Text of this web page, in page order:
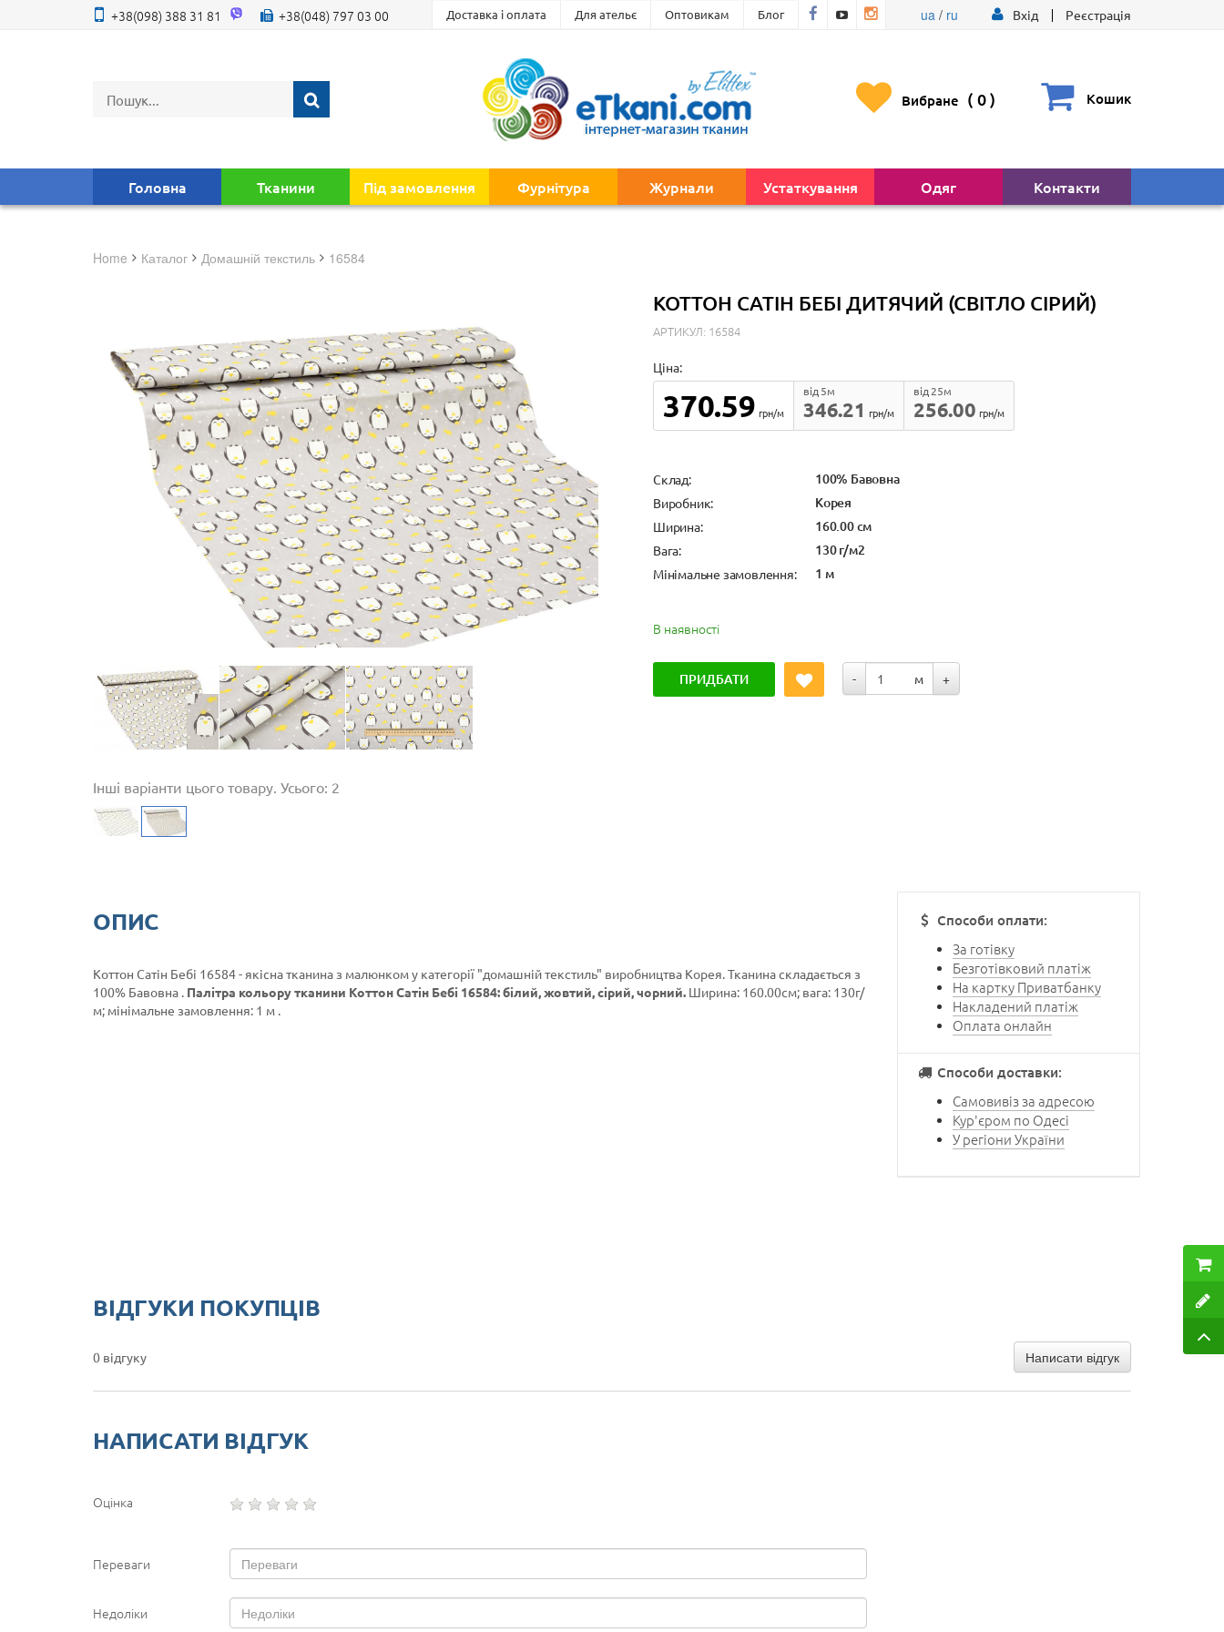
+38(098) 388 31 81 +38(048) 797 03 00 Доставка і оплата Для ательє Оптовикам Блог ua/ ru Вхід Реєстрація
Вибране ( 0) Кошик
Головна Тканини Під замовлення Фурнітура Журнали Устаткування Одяг Контакти
Home Каталог домашній текстиль 16584
Інші варіанти цього товару. Усього: 2
КОТТОН САТІН БЕБІ ДИТЯЧИЙ (СВІТЛО СІРИЙ)
АРТИКУЛ: 16584
Ціна:
370.59 грн/м 346.21
від 5м
грн/м
256.00
від 25м
грн/м
Cклад: 100% Бавовна
Виробник: Корея
Ширина: 160.00 см
Вага: 130 г/м2
Мінімальне замовлення: 1 м
В наявності
ПРИДБАТИ - м +
ОПИС
Коттон Сатін Бебі 16584 - якісна тканина з малюнком у категорії "домашній текстиль" виробництва Корея. Тканина складається з
100% Бавовна . Палітра кольору тканини Коттон Сатін Бебі 16584: білий, жовтий, сірий, чорний. Ширина: 160.00см; вага: 130г/
м; мінімальне замовлення: 1 м .
Способи оплати:
За готівку
Безготівковий платіж
На картку Приватбанку
Накладений платіж
Оплата онлайн
Способи доставки:
Самовивіз за адресою
Кур'єром по Одесі
У регіони України
ВІДГУКИ ПОКУПЦІВ
0 відгуку Написати відгук
НАПИСАТИ ВІДГУК
Оцінка
Переваги
Недоліки